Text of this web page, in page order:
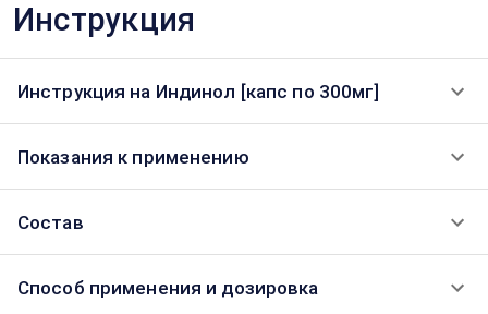
Инструкция
Инструкция на Индинол [капс по 300мг]
Показания к применению
Состав
Способ применения и дозировка